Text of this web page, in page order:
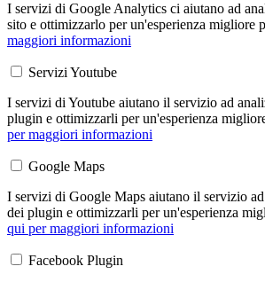
I servizi di Google Analytics ci aiutano ad
sito e ottimizzarlo per un'esperienza migliore
maggiori informazioni
Servizi Youtube
I servizi di Youtube aiutano il servizio ad
plugin e ottimizzarli per un'esperienza
per maggiori informazioni
Google Maps
I servizi di Google Maps aiutano il servizio
dei plugin e ottimizzarli per un'esperienza
qui per maggiori informazioni
Facebook Plugin